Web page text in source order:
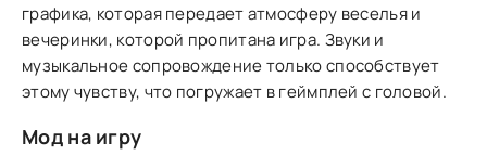
графика, которая передает атмосферу веселья и
вечеринки, которой пропитана игра. Звуки и
музыкальное сопровождение только способствует
этому чувству, что погружает в геймплей с головой.
Мод на игру